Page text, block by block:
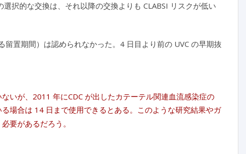
択的な交換は、それ以降の交換よりも CLABSI リスクが低い
置期間）は認められなかった。4 日目より前の UVC の早期抜
いが、2011 年にCDC が出したカテーテル関連血流感染症の
場合は 14 日まで使用できるとある。このような研究結果やガ
要があるだろう。